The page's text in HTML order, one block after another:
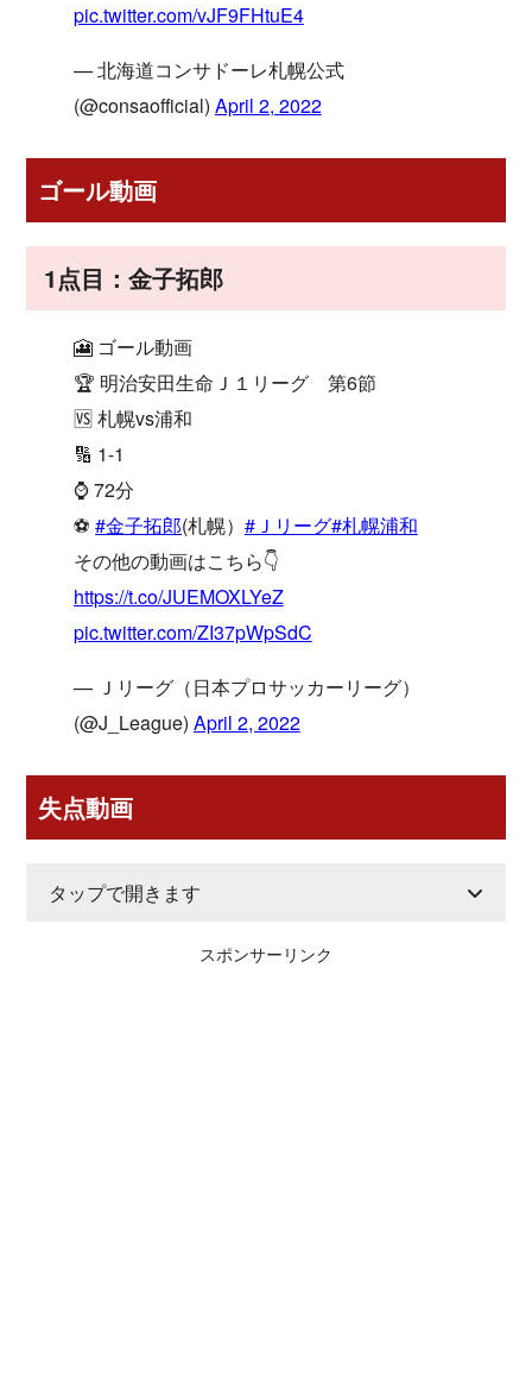
pic.twitter.com/vJF9FHtuE4
— 北海道コンサドーレ札幌公式
(@consaofficial) April 2, 2022
ゴール動画
1点目：金子拓郎
🎦 ゴール動画
🏆 明治安田生命Ｊ１リーグ 第6節
🆚 札幌vs浦和
🔢 1-1
⌚️ 72分
⚽️#金子拓郎(札幌） #Ｊリーグ#札幌浦和
その他の動画はこちら👇
https://t.co/JUEMOXLYeZ
pic.twitter.com/ZI37pWpSdC
— Ｊリーグ（日本プロサッカーリーグ）
(@J_League) April 2, 2022
失点動画
タップで開きます
スポンサーリンク